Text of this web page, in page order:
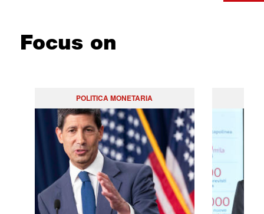
Focus on
POLITICA MONETARIA